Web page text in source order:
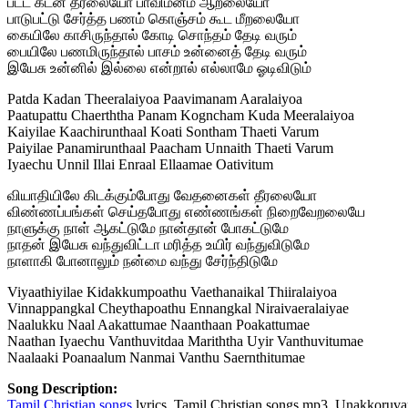
பாடுபட்டு சேர்த்த பணம் கொஞ்சம் கூட மீறலையோ
கையிலே காசிருந்தால் கோடி சொந்தம் தேடி வரும்
பையிலே பணமிருந்தால் பாசம் உன்னைத் தேடி வரும்
இயேசு உன்னில் இல்லை என்றால் எல்லாமே ஓடிவிடும்
Patda Kadan Theeralaiyoa Paavimanam Aaralaiyoa
Paatupattu Chaerththa Panam Kogncham Kuda Meeralaiyoa
Kaiyilae Kaachirunthaal Koati Sontham Thaeti Varum
Paiyilae Panamirunthaal Paacham Unnaith Thaeti Varum
Iyaechu Unnil Illai Enraal Ellaamae Oativitum
வியாதியிலே கிடக்கும்போது வேதனைகள் தீரலையோ
விண்ணப்பங்கள் செய்தபோது எண்ணங்கள் நிறைவேறலையே
நாளுக்கு நாள் ஆகட்டுமே நான்தான் போகட்டுமே
நாதன் இயேசு வந்துவிட்டா மரித்த உயிர் வந்துவிடுமே
நாளாகி போனாலும் நன்மை வந்து சேர்ந்திடுமே
Viyaathiyilae Kidakkumpoathu Vaethanaikal Thiiralaiyoa
Vinnappangkal Cheythapoathu Ennangkal Niraivaeralaiyae
Naalukku Naal Aakattumae Naanthaan Poakattumae
Naathan Iyaechu Vanthuvitdaa Mariththa Uyir Vanthuvitumae
Naalaaki Poanaalum Nanmai Vanthu Saernthitumae
Song Description:
Tamil Christian songs lyrics, Tamil Christian songs mp3,